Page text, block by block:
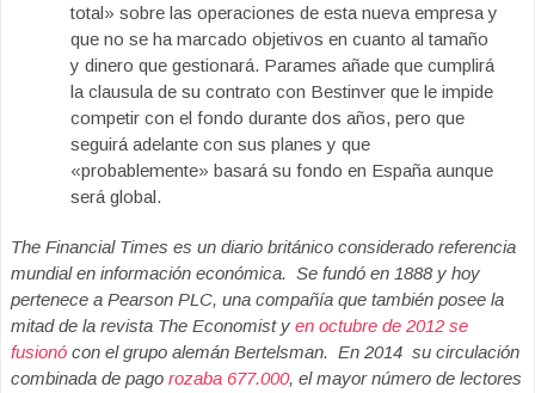
total» sobre las operaciones de esta nueva empresa y
que no se ha marcado objetivos en cuanto al tamaño
y dinero que gestionará. Parames añade que cumplirá
la clausula de su contrato con Bestinver que le impide
competir con el fondo durante dos años, pero que
seguirá adelante con sus planes y que
«probablemente» basará su fondo en España aunque
será global.
The Financial Times es un diario británico considerado referencia
mundial en información económica. Se fundó en 1888 y hoy
pertenece a Pearson PLC, una compañía que también posee la
mitad de la revista The Economist y en octubre de 2012 se
fusionó con el grupo alemán Bertelsman. En 2014 su circulación
combinada de pago rozaba 677.000, el mayor número de lectores